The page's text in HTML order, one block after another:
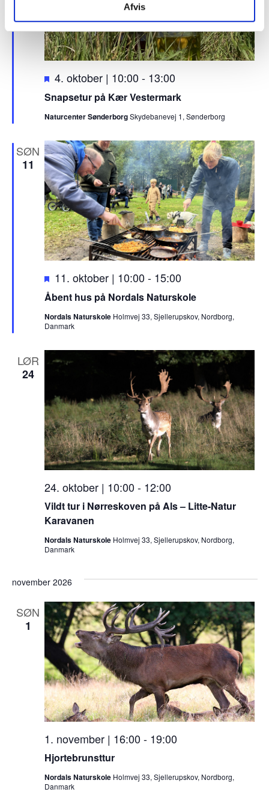
Afvis
Snapsetur på Kær Vestermark
F
e
m
æ
v
e
t
4. oktober | 10:00- 13:00
Naturcenter SønderborgSkydebanevej 1, Sønderborg
SØN
11
Åbent hus på Nordals Naturskole
F
r
e
m
h
æ
v
t
11. oktober | 10:00 - 15:00
Nordals Naturskole Holmvej 33, Sjellerupskov, Nordborg,
Danmark
LØR
24
Vildt tur i Nørreskoven på Als – Litte-Natur
Karavanen
24. oktober | 10:00 - 12:00
Nordals Naturskole Holmvej 33, Sjellerupskov, Nordborg,
Danmark
november 2026
SØN
1
Hjortebrunsttur
1. november | 16:00 - 19:00
Nordals Naturskole Holmvej 33, Sjellerupskov, Nordborg,
Danmark